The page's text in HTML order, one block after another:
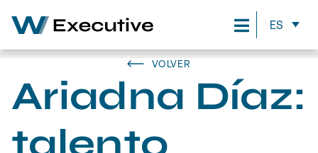
ES
VOLVER
Ariadna Díaz:
talento